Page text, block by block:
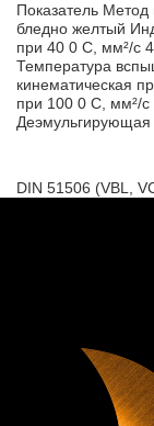
Показатель
бледно желтый
при 40 0 C, мм²/с
Температура
кинематическая
при 100 0 C, мм²/
Деэмульгирующая
DIN 51506 (VBL,